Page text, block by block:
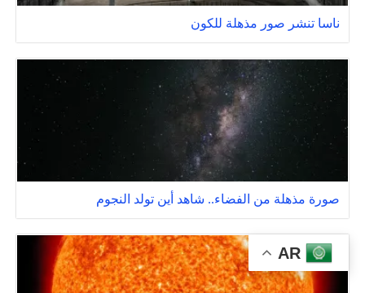
ناسا تنشر صور مذهلة للكون
صورة مذهلة من الفضاء.. شاهد أين تولد النجوم
AR